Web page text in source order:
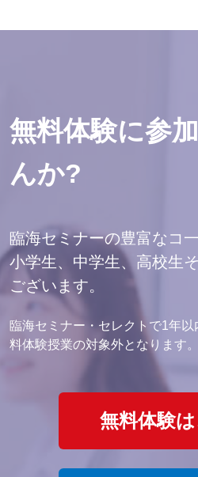
無料体験に参
んか?
臨海セミナーの豊富なコ
小学生、中学生、高校生
ございます。
臨海セミナー・セレクトで1年
料体験授業の対象外となります。
無料体験